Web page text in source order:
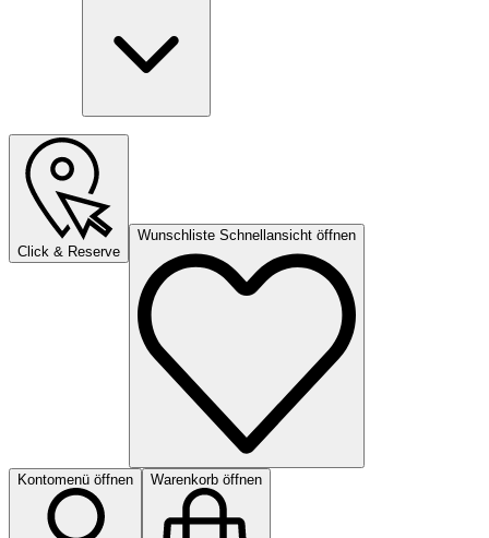
Click & Reserve
Wunschliste Schnellansicht öffnen
Kontomenü öffnen Warenkorb öffnen